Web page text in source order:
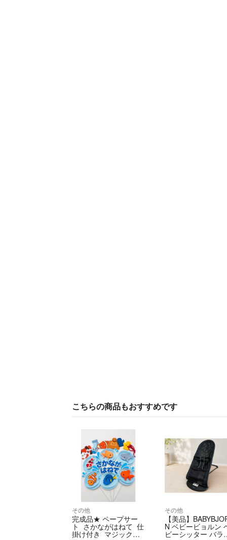
こちらの商品もおすすめです
その他
完成品★ ペープサー
ト さかながはねて 仕
掛け付き マジックテ
その他
【美品】
N ベビービョルン
ビーシッター バラ